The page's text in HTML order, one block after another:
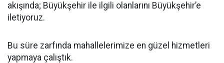
akışında; Büyükşehir ile ilgili olanlarını Büyükşehir’e
iletiyoruz.
Bu süre zarfında mahallelerimize en güzel hizmetleri
yapmaya çalıştık.